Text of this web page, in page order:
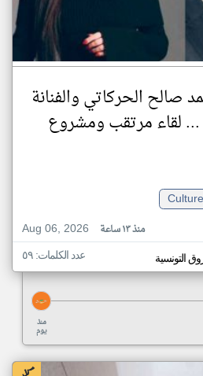
صالح الحركاتي والفنانة
لقاء مرتقب ومشروع
Culture
Aug 06, 2026
منذ ١٣ ساعة
التونسية عدد الكلمات: ٥٩
منذ
يوم